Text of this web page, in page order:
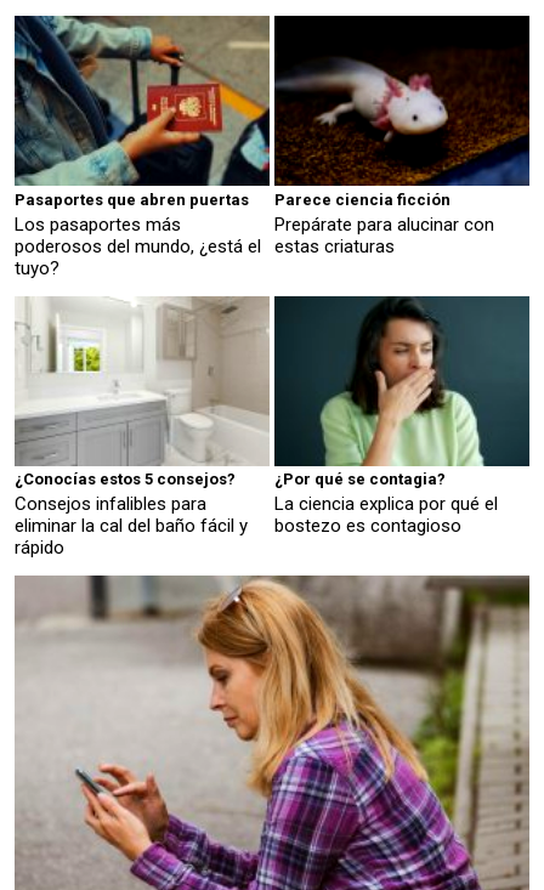
Pasaportes que abren puertas
Los pasaportes más
poderosos del mundo, ¿está el
tuyo?
Parece ciencia ficción
Prepárate para alucinar con
estas criaturas
¿Conocías estos 5 consejos?
Consejos infalibles para
eliminar la cal del baño fácil y
rápido
¿Por qué se contagia?
La ciencia explica por qué el
bostezo es contagioso